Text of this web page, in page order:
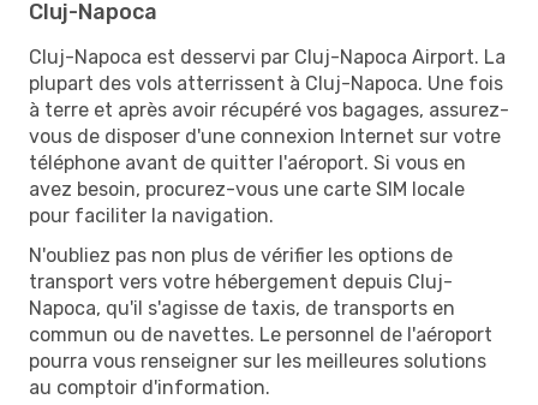
Cluj-Napoca
Cluj-Napoca est desservi par Cluj-Napoca Airport. La
plupart des vols atterrissent à Cluj-Napoca. Une fois
à terre et après avoir récupéré vos bagages, assurez-
vous de disposer d'une connexion Internet sur votre
téléphone avant de quitter l'aéroport. Si vous en
avez besoin, procurez-vous une carte SIM locale
pour faciliter la navigation.
N'oubliez pas non plus de vérifier les options de
transport vers votre hébergement depuis Cluj-
Napoca, qu'il s'agisse de taxis, de transports en
commun ou de navettes. Le personnel de l'aéroport
pourra vous renseigner sur les meilleures solutions
au comptoir d'information.